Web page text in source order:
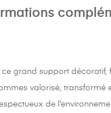
ce grand support décoratif,
valorisé, transformé
de